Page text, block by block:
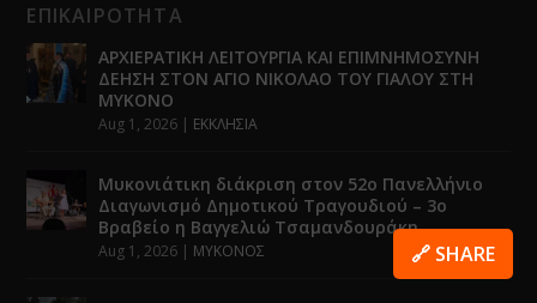
ΕΠΙΚΑΙΡΟΤΗΤΑ
ΑΡΧΙΕΡΑΤΙΚΗ ΛΕΙΤΟΥΡΓΙΑ ΚΑΙ ΕΠΙΜΝΗΜΟΣΥΝΗ
ΔΕΗΣΗ ΣΤΟΝ ΑΓΙΟ ΝΙΚΟΛΑΟ ΤΟΥ ΓΙΑΛΟΥ ΣΤΗ
ΜΥΚΟΝΟ
Aug 1, 2026 | ΕΚΚΛΗΣΙΑ
Μυκονιάτικη διάκριση στον 52ο Πανελλήνιο
Διαγωνισμό Δημοτικού Τραγουδιού – 3ο
Βραβείο η Βαγγελιώ Τσαμανδουράκη
Aug 1, 2026 | ΜΥΚΟΝΟΣ 🔗 SHARE